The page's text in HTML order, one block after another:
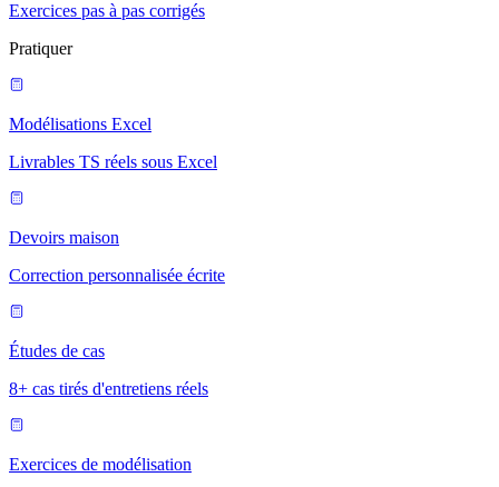
Exercices pas à pas corrigés
Pratiquer
Modélisations Excel
Livrables TS réels sous Excel
Devoirs maison
Correction personnalisée écrite
Études de cas
8+ cas tirés d'entretiens réels
Exercices de modélisation